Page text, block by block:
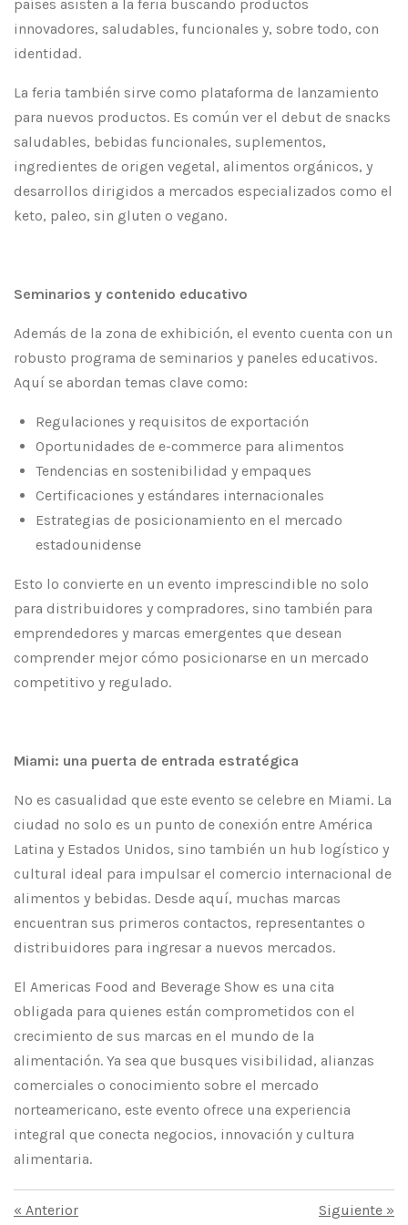
países asisten a la feria buscando productos
innovadores, saludables, funcionales y, sobre todo, con
identidad.
La feria también sirve como plataforma de lanzamiento
para nuevos productos. Es común ver el debut de snacks
saludables, bebidas funcionales, suplementos,
ingredientes de origen vegetal, alimentos orgánicos, y
desarrollos dirigidos a mercados especializados como el
keto, paleo, sin gluten o vegano.
Seminarios y contenido educativo
Además de la zona de exhibición, el evento cuenta con un
robusto programa de seminarios y paneles educativos.
Aquí se abordan temas clave como:
Regulaciones y requisitos de exportación
Oportunidades de e-commerce para alimentos
Tendencias en sostenibilidad y empaques
Certificaciones y estándares internacionales
Estrategias de posicionamiento en el mercado
estadounidense
Esto lo convierte en un evento imprescindible no solo
para distribuidores y compradores, sino también para
emprendedores y marcas emergentes que desean
comprender mejor cómo posicionarse en un mercado
competitivo y regulado.
Miami: una puerta de entrada estratégica
No es casualidad que este evento se celebre en Miami. La
ciudad no solo es un punto de conexión entre América
Latina y Estados Unidos, sino también un hub logístico y
cultural ideal para impulsar el comercio internacional de
alimentos y bebidas. Desde aquí, muchas marcas
encuentran sus primeros contactos, representantes o
distribuidores para ingresar a nuevos mercados.
El Americas Food and Beverage Show es una cita
obligada para quienes están comprometidos con el
crecimiento de sus marcas en el mundo de la
alimentación. Ya sea que busques visibilidad, alianzas
comerciales o conocimiento sobre el mercado
norteamericano, este evento ofrece una experiencia
integral que conecta negocios, innovación y cultura
alimentaria.
« Anterior Siguiente »